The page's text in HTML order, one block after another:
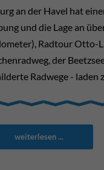
an der Havel hat
und die Lage an
Radtour Otto-
der
Radwege - laden
weiterlesen ...